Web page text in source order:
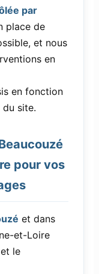
par
place de
et nous
en
en fonction
site.
pour vos
et dans
et-Loire
le